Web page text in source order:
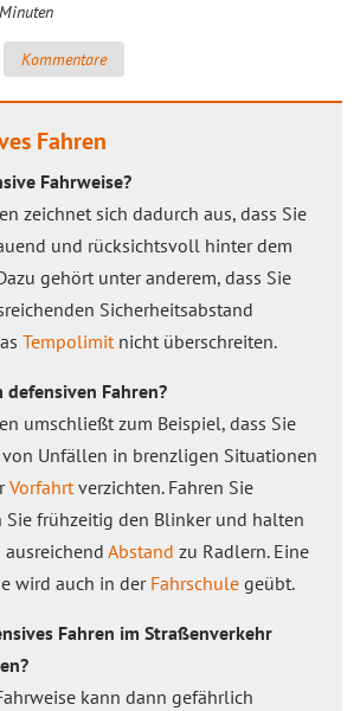
Minuten
Kommentare
Fahren
Fahrweise?
zeichnet sich dadurch aus, dass Sie
und rücksichtsvoll hinter dem
gehört unter anderem, dass Sie
Sicherheitsabstand
Tempolimitnicht überschreiten.
defensiven Fahren?
umschließt zum Beispiel, dass Sie
Unfällen in brenzligen Situationen
Vorfahrtverzichten. Fahren Sie
Sie frühzeitig den Blinker und halten
ausreichend Abstand zu Radlern. Eine
wird auch in der Fahrschule geübt.
Fahren im Straßenverkehr
kann dann gefährlich